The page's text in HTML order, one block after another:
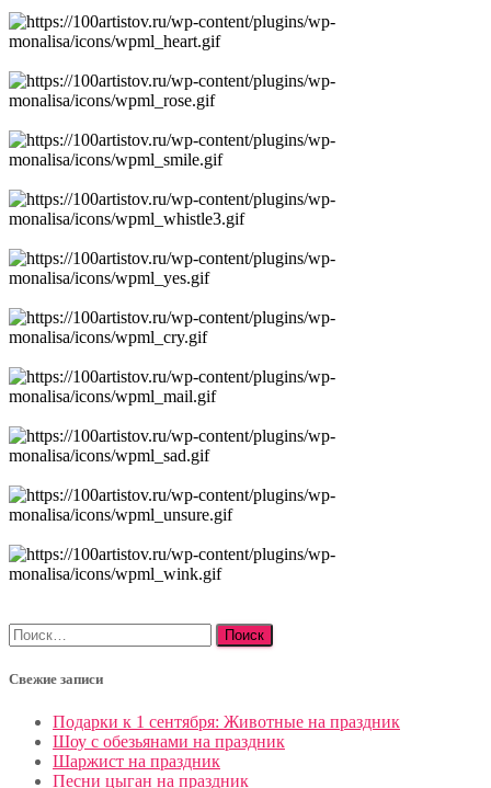
Найти:
Свежие записи
Подарки к 1 сентября: Животные на праздник
Шоу с обезьянами на праздник
Шаржист на праздник
Песни цыган на праздник